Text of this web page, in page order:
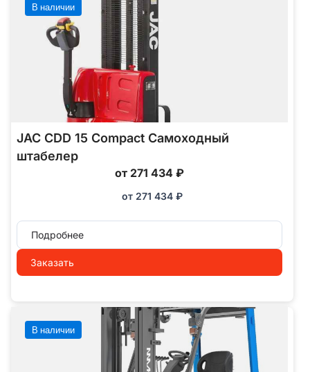
В наличии
JAC CDD 15 Compact Самоходный
штабелер
от 271 434 ₽
от 271 434 ₽
Подробнее
Заказать
В наличии